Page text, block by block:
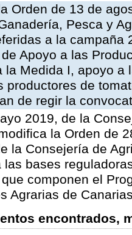
Orden de 13 de
Pesca y
a la campaña
Apoyo a las
la Medida I, apoyo a
productores de
de regir la
2019, de la
la Orden de
la Consejería de
las bases
componen el
Agrarias de
encontrados,